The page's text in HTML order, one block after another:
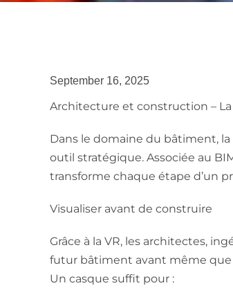
September 16, 2025
Architecture et construction –
Dans le domaine du bâtiment,
outil stratégique. Associée au
transforme chaque étape d’un
Visualiser avant de construire
Grâce à la VR, les architectes,
futur bâtiment avant même que
Un casque suffit pour :